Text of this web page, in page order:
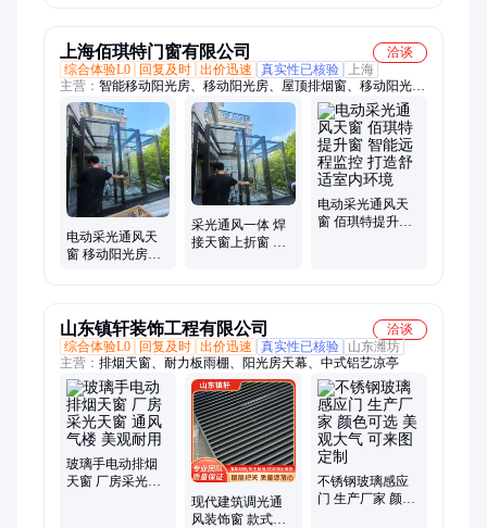
上海佰琪特门窗有限公司
洽谈
综合体验L0
回复及时 出价迅速 真实性已核验
上海
主营： 智能移动阳光房、移动阳光房、屋顶排烟窗、移动阳光房
天窗、排烟天窗、电动天窗、平移天窗、上翻天窗、铝合金平移
天窗、屋顶通风天窗、阁楼通风采光窗、采光排烟天窗、通风排
烟窗、电动平移天窗、手动排烟天窗、消防排烟电动天窗、焊接
天窗上折窗、全景平移天窗、阳光房天窗、别墅天窗、采光通风
天窗、电动采光天窗、消防联动天窗、阳光房
电动采光通风天
窗 移动阳光房天
采光通风一体 焊
接天窗上折窗 别
电动采光通风天
窗 佰琪特提升窗
山东镇轩装饰工程有限公司
洽谈
综合体验L0
回复及时 出价迅速 真实性已核验
山东潍坊
主营： 排烟天窗、耐力板雨棚、阳光房天幕、中式铝艺凉亭
玻璃手电动排烟
天窗 厂房采光天
现代建筑调光通
风装饰窗 款式精
不锈钢玻璃感应
门 生产厂家 颜色